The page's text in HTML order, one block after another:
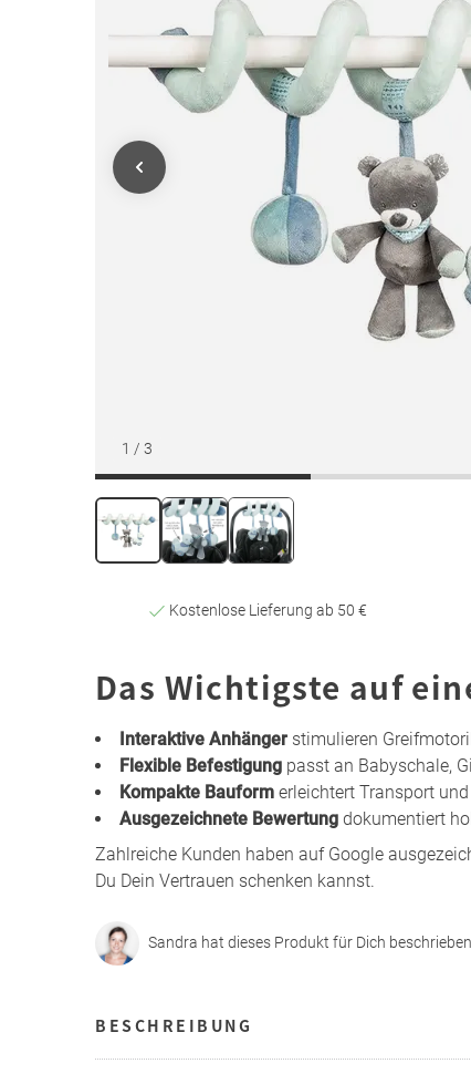
1 / 3
Kostenlose Lieferung ab 50 €
Das Wichtigste auf
Interaktive Anhänger stimulieren
Flexible Befestigung passt an Babyschale,
Kompakte Bauform erleichtert Transport
Ausgezeichnete Bewertung dokumentiert
Zahlreiche Kunden haben auf Google
Du Dein Vertrauen schenken kannst.
Sandra hat dieses Produkt für Dich
BESCHREIBUNG